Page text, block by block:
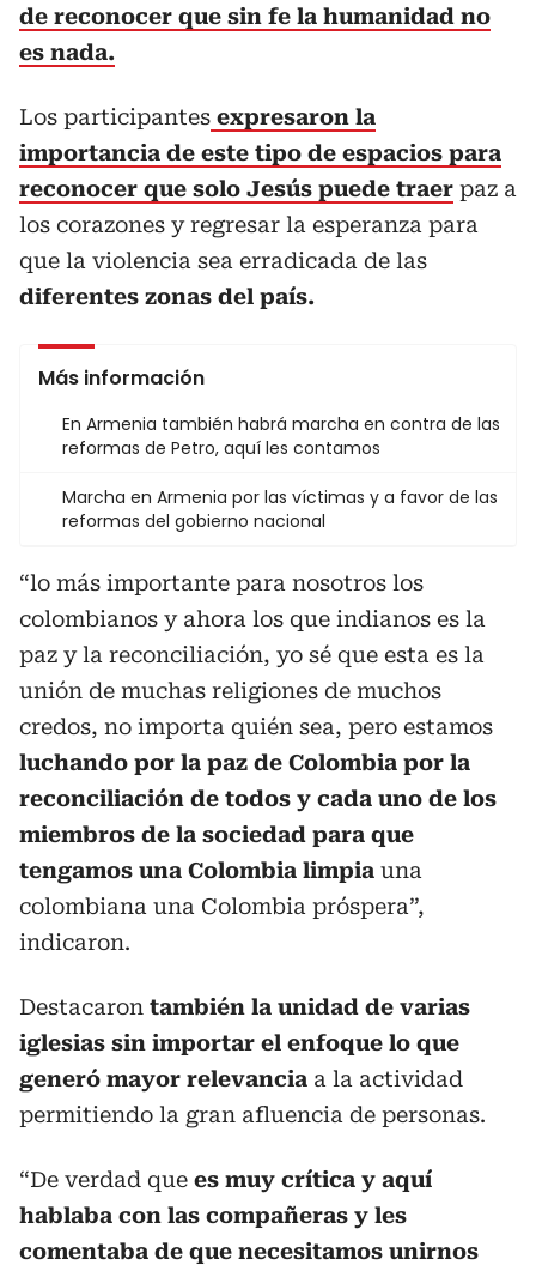
de reconocer que sin fe la humanidad no
es nada.
Los participantes expresaron la
importancia de este tipo de espacios para
reconocer que solo Jesús puede traer paz a
los corazones y regresar la esperanza para
que la violencia sea erradicada de las
diferentes zonas del país.
Más información
En Armenia también habrá marcha en contra de las
reformas de Petro, aquí les contamos
Marcha en Armenia por las víctimas y a favor de las
reformas del gobierno nacional
“lo más importante para nosotros los
colombianos y ahora los que indianos es la
paz y la reconciliación, yo sé que esta es la
unión de muchas religiones de muchos
credos, no importa quién sea, pero estamos
luchando por la paz de Colombia por la
reconciliación de todos y cada uno de los
miembros de la sociedad para que
tengamos una Colombia limpia una
colombiana una Colombia próspera”,
indicaron.
Destacaron también la unidad de varias
iglesias sin importar el enfoque lo que
generó mayor relevancia a la actividad
permitiendo la gran afluencia de personas.
“De verdad que es muy crítica y aquí
hablaba con las compañeras y les
comentaba de que necesitamos unirnos